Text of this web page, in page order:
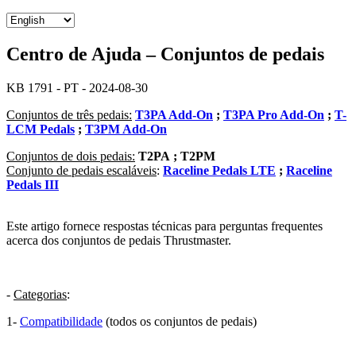
Centro de Ajuda – Conjuntos de pedais
KB 1791 - PT - 2024-08-30
Conjuntos de três pedais: T3PA Add-On ; T3PA Pro Add-On ; T-
LCM Pedals ; T3PM Add-On
Conjuntos de dois pedais: T2PA ; T2PM
Conjunto de pedais escaláveis: Raceline Pedals LTE ; Raceline
Pedals III
Este artigo fornece respostas técnicas para perguntas frequentes
acerca dos conjuntos de pedais Thrustmaster.
- Categorias:
1- Compatibilidade (todos os conjuntos de pedais)